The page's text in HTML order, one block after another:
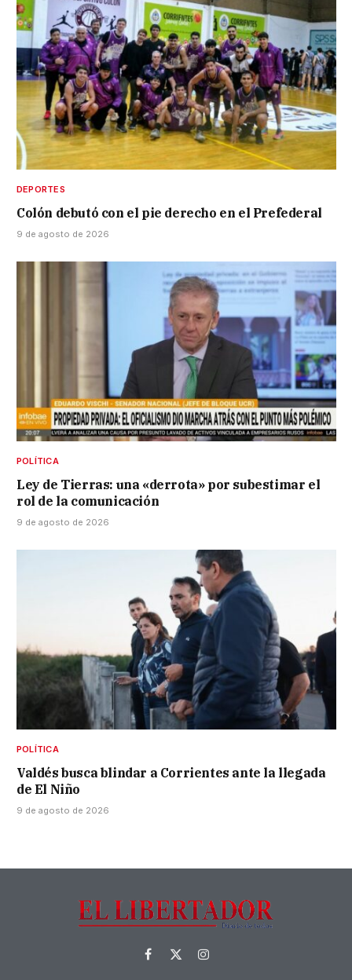
DEPORTES
Colón debutó con el pie derecho en el Prefederal
9 de agosto de 2026
POLÍTICA
Ley de Tierras: una «derrota» por subestimar el
rol de la comunicación
9 de agosto de 2026
POLÍTICA
Valdés busca blindar a Corrientes ante la llegada
de El Niño
9 de agosto de 2026
Facebook
X
Instagram